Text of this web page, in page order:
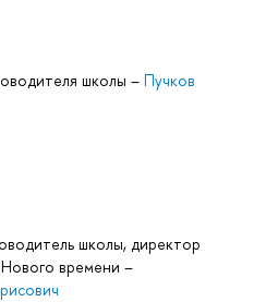
школы – Пучков
школы, директор
времени –